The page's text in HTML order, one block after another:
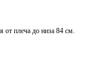
от плеча до низа 84 см.